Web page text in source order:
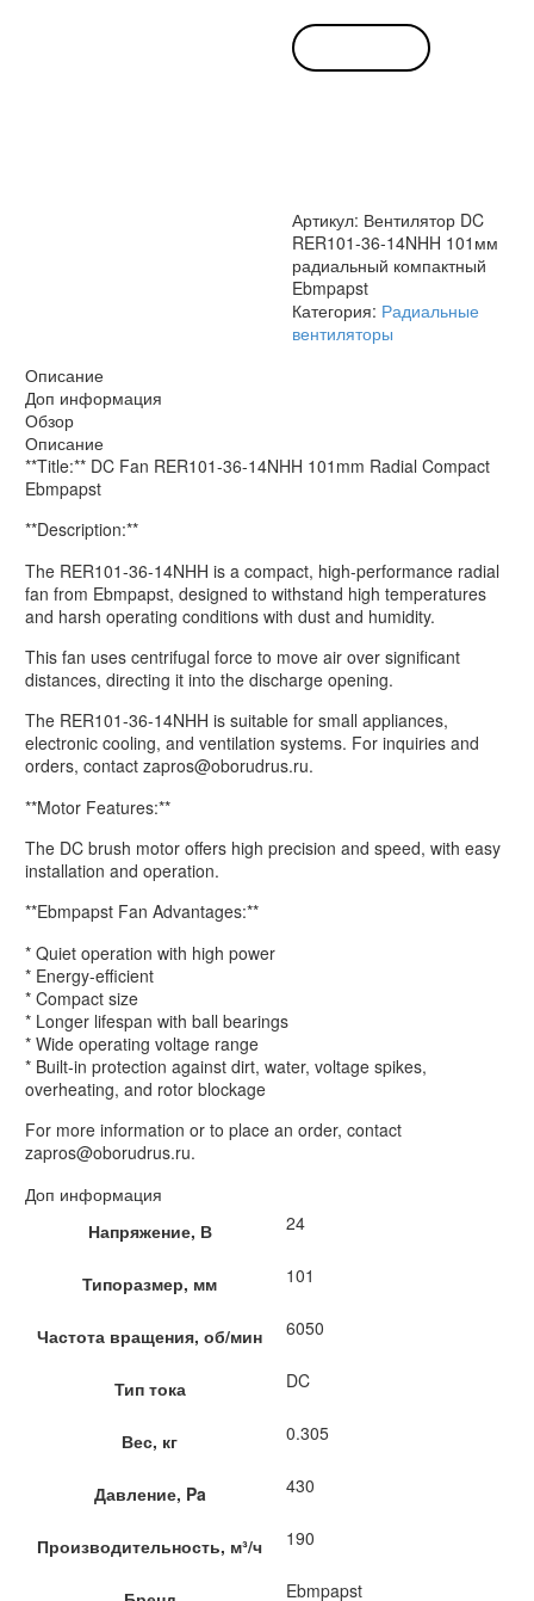
36-
101мм
Артикул: Вентилятор DC
RER101-36-14NHH 101мм
радиальный компактный
Ebmpapst
Категория: Радиальные
вентиляторы
Описание
Доп информация
Обзор
Описание
**Title:** DC Fan RER101-36-14NHH 101mm Radial Compact
Ebmpapst
**Description:**
The RER101-36-14NHH is a compact, high-performance radial
fan from Ebmpapst, designed to withstand high temperatures
and harsh operating conditions with dust and humidity.
This fan uses centrifugal force to move air over significant
distances, directing it into the discharge opening.
The RER101-36-14NHH is suitable for small appliances,
electronic cooling, and ventilation systems. For inquiries and
orders, contact zapros@oborudrus.ru.
**Motor Features:**
The DC brush motor offers high precision and speed, with easy
installation and operation.
**Ebmpapst Fan Advantages:**
* Quiet operation with high power
* Energy-efficient
* Compact size
* Longer lifespan with ball bearings
* Wide operating voltage range
* Built-in protection against dirt, water, voltage spikes,
overheating, and rotor blockage
For more information or to place an order, contact
zapros@oborudrus.ru.
Доп информация
Напряжение, В
24
Типоразмер, мм 101
Частота вращения, об/мин 6050
Тип тока DC
Вес, кг 0.305
Давление, Pa 430
Производительность, м³/ч 190
Ebmpapst